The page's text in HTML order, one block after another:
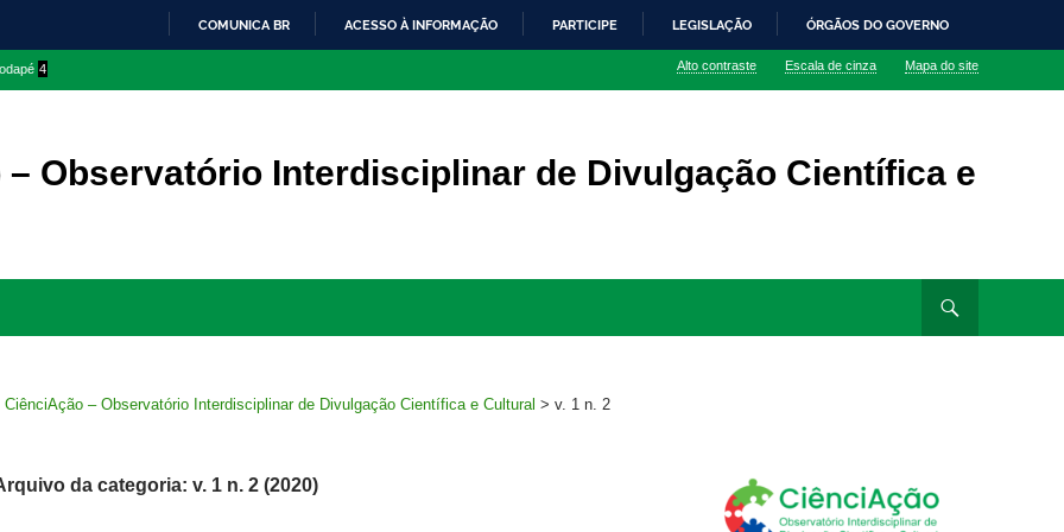
O
COMUNICA BR ACESSO À INFORMAÇÃO PARTICIPE LEGISLAÇÃO ÓRGÃOS DO GOVERNO
4 Alto contraste Escala de cinza Mapa do site
– Observatório Interdisciplinar de Divulgação Científica e
CiênciAção – Observatório Interdisciplinar de Divulgação Científica e Cultural > v. 1 n. 2
da categoria: v. 1 n. 2 (2020)